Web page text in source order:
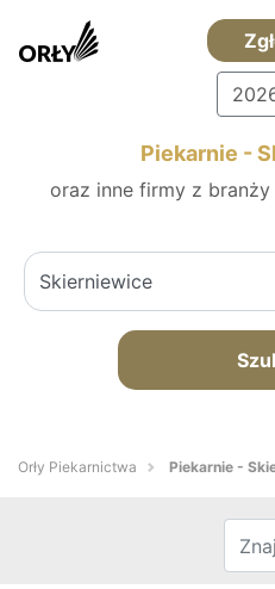
Piekarnie -
oraz inne firmy z branży
Orły Piekarnictwa Piekarnie -